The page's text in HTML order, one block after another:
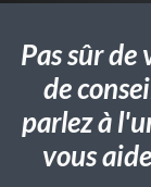
Pas sûr de
de
parlez à
vous